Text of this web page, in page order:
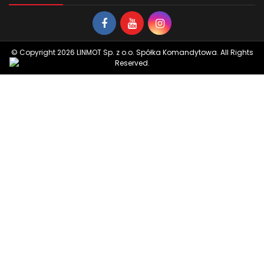
© Copyright 2026 LINMOT Sp. z o.o. Spółka Komandytowa. All Rights
Reserved.